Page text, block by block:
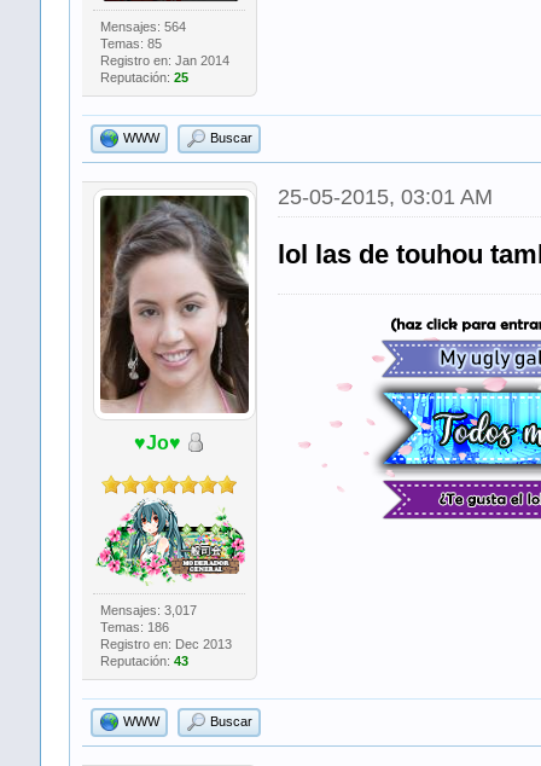
Mensajes: 564
Temas: 85
Registro en: Jan 2014
Reputación: 25
WWW Buscar
♥Jo♥
Mensajes: 3,017
Temas: 186
Registro en: Dec 2013
Reputación: 43
25-05-2015, 03:01 AM
lol las de touhou
WWW Buscar